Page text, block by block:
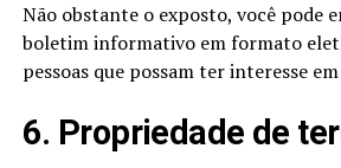
Não obstante o exposto, você pode
boletim informativo em formato
pessoas que possam ter interesse
6. Propriedade de